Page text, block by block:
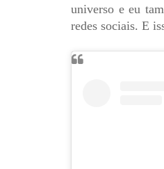
universo e eu
redes sociais. E